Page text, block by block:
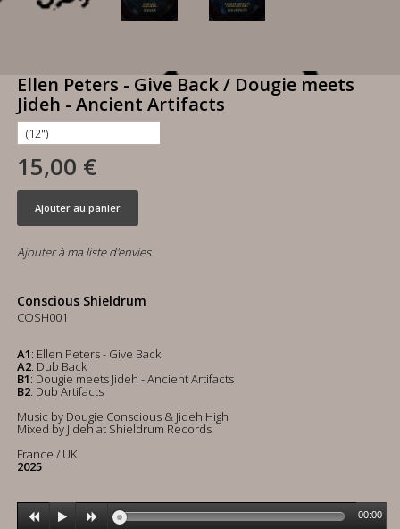
Ellen Peters - Give Back / Dougie meets
Jideh - Ancient Artifacts
15,00 €
Ajouter au panier
Ajouter à ma liste d'envies
Conscious Shieldrum
COSH001
A1: Ellen Peters - Give Back
A2: Dub Back
B1: Dougie meets Jideh - Ancient Artifacts
B2: Dub Artifacts
Music by Dougie Conscious & Jideh High
Mixed by Jideh at Shieldrum Records
France / UK
2025
00:00